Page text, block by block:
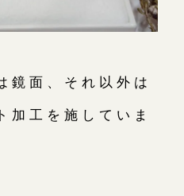
鏡面、それ以外は
加工を施していま